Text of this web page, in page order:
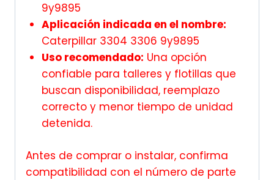
9y9895
Aplicación indicada en el nombre:
Caterpillar 3304 3306 9y9895
Uso recomendado: Una opción
confiable para talleres y flotillas que
buscan disponibilidad, reemplazo
correcto y menor tiempo de unidad
detenida.
Antes de comprar o instalar, confirma
compatibilidad con el número de parte